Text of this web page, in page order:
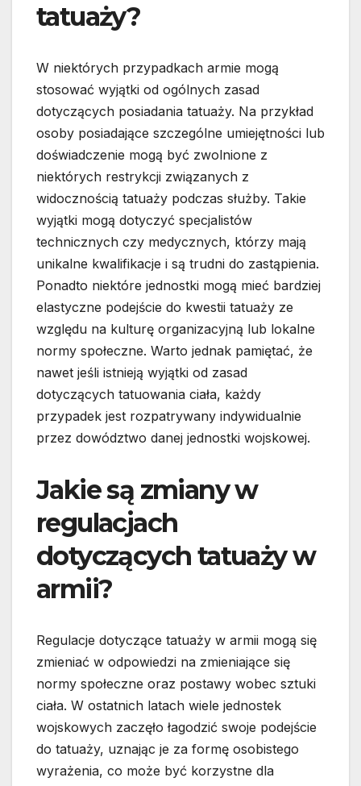
tatuaży?
W niektórych przypadkach armie mogą
stosować wyjątki od ogólnych zasad
dotyczących posiadania tatuaży. Na przykład
osoby posiadające szczególne umiejętności lub
doświadczenie mogą być zwolnione z
niektórych restrykcji związanych z
widocznością tatuaży podczas służby. Takie
wyjątki mogą dotyczyć specjalistów
technicznych czy medycznych, którzy mają
unikalne kwalifikacje i są trudni do zastąpienia.
Ponadto niektóre jednostki mogą mieć bardziej
elastyczne podejście do kwestii tatuaży ze
względu na kulturę organizacyjną lub lokalne
normy społeczne. Warto jednak pamiętać, że
nawet jeśli istnieją wyjątki od zasad
dotyczących tatuowania ciała, każdy
przypadek jest rozpatrywany indywidualnie
przez dowództwo danej jednostki wojskowej.
Jakie są zmiany w
regulacjach
dotyczących tatuaży w
armii?
Regulacje dotyczące tatuaży w armii mogą się
zmieniać w odpowiedzi na zmieniające się
normy społeczne oraz postawy wobec sztuki
ciała. W ostatnich latach wiele jednostek
wojskowych zaczęło łagodzić swoje podejście
do tatuaży, uznając je za formę osobistego
wyrażenia, co może być korzystne dla